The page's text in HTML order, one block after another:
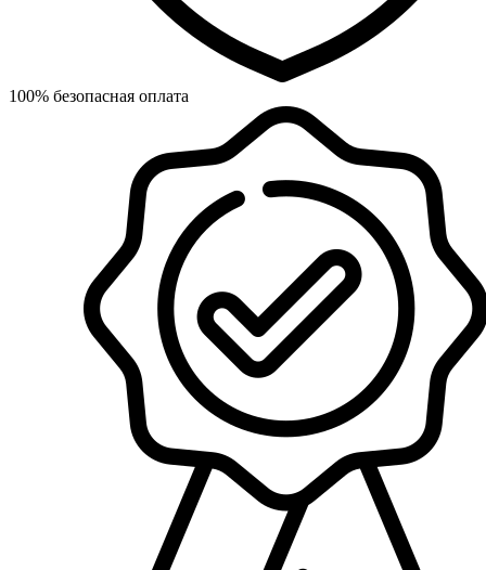
100% безопасная оплата